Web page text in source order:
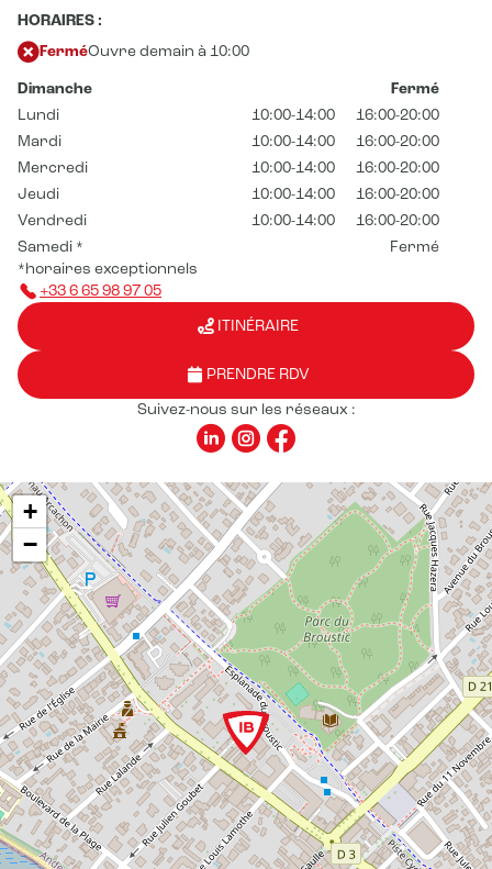
HORAIRES :
FerméOuvre demain à 10:00
Dimanche
Fermé
Lundi
10:00-14:00
16:00-20:00
Mardi
10:00-14:00
16:00-20:00
Mercredi
10:00-14:00
16:00-20:00
Jeudi
10:00-14:00
16:00-20:00
Vendredi
10:00-14:00
16:00-20:00
Samedi *
Fermé
*horaires exceptionnels
+33 6 65 98 97 05
ITINÉRAIRE
PRENDRE RDV
Suivez-nous sur les réseaux :
+
−